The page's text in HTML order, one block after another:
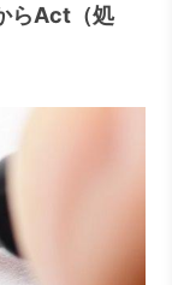
らAct（処